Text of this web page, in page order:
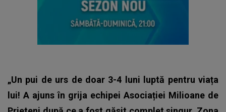
„Un pui de urs de doar 3-4 luni luptă pentru viața
lui! A ajuns în grija echipei Asociației Milioane de